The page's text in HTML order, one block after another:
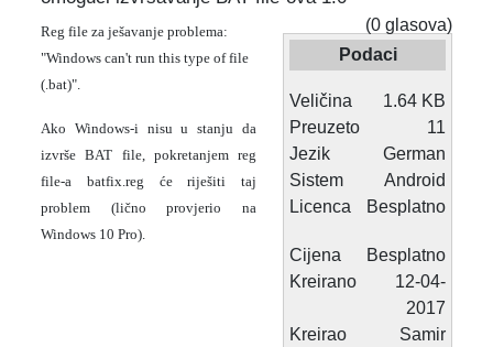
Reg file za ješavanje problema:
"Windows can't run this type of file
(.bat)".
Ako Windows-i nisu u stanju da
izvrše BAT file, pokretanjem reg
file-a batfix.reg će riješiti taj
problem (lično provjerio na
Windows 10 Pro).
(0 glasova)
Podaci
Veličina
1.64 KB
Preuzeto
11
Jezik
German
Sistem
Android
Licenca
Besplatno
Cijena
Besplatno
Kreirano
12-04-
2017
Kreirao
Samir